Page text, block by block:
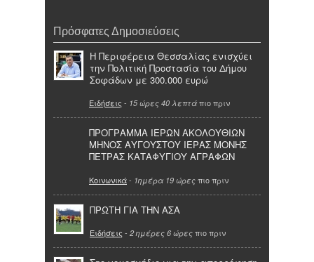
Πρόσφατες Δημοσιεύσεις
Η Περιφέρεια Θεσσαλίας ενισχύει
την Πολιτική Προστασία του Δήμου
Σοφάδων με 300.000 ευρώ
Ειδήσεις - 15 ώρες 40 λεπτά πιο πριν
ΠΡΟΓΡΑΜΜΑ ΙΕΡΩΝ ΑΚΟΛΟΥΘΙΩΝ
ΜΗΝΟΣ ΑΥΓΟΥΣΤΟΥ ΙΕΡΑΣ ΜΟΝΗΣ
ΠΕΤΡΑΣ ΚΑΤΑΦΥΓΙΟΥ ΑΓΡΑΦΩΝ
Κοινωνικά- 1ημέρα 19 ώρες πιο πριν
ΠΡΩΤΗ ΓΙΑ ΤΗΝ ΑΣΑ
Ειδήσεις - 2 ημέρες 6 ώρες πιο πριν